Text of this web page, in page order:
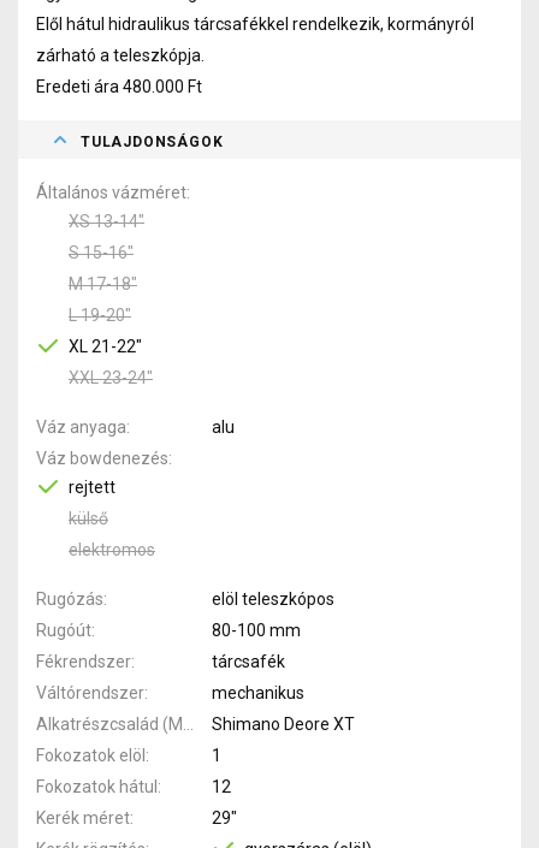
Elől hátul hidraulikus tárcsafékkel rendelkezik, kormányról
zárható a teleszkópja.
Eredeti ára 480.000 Ft
TULAJDONSÁGOK
Általános vázméret
XS 13-14"
S 15-16"
M 17-18"
L 19-20"
XL 21-22"
XXL 23-24"
Váz anyaga
alu
Váz bowdenezés
rejtett
külső
elektromos
Rugózás
elöl teleszkópos
Rugóút
80-100 mm
Fékrendszer
tárcsafék
Váltórendszer
mechanikus
Shimano Deore XT
Fokozatok elöl
1
Fokozatok hátul
12
Kerék méret
29"